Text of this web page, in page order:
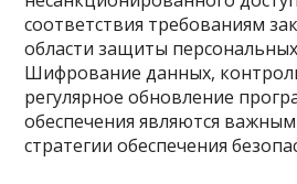
соответствия требованиям
области защиты
Шифрование данных,
регулярное обновление
обеспечения являются
стратегии обеспечения